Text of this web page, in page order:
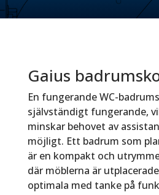
Gaius
En fungerande WC-
självständigt fungerande,
minskar behovet av
möjligt. Ett badrum som
är en kompakt och
där möblerna är
optimala med tanke på